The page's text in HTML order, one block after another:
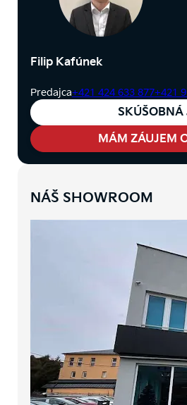
Filip Kafúnek
Predajca+421 424 633 877+421
SKÚŠOBNÁ
MÁM ZÁUJEM
NÁŠ SHOWROOM